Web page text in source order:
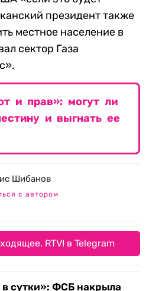
президент также
местное население в
сектор Газа
и прав»: могут ли
и выгнать ее
Шибанов
с автором
RTVI в Telegram
сутки»: ФСБ накрыла